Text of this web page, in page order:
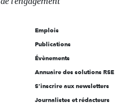
Emplois
Publications
Évènements
Annuaire des solutions RSE
S'inscrire aux newsletters
Journalistes et rédacteurs